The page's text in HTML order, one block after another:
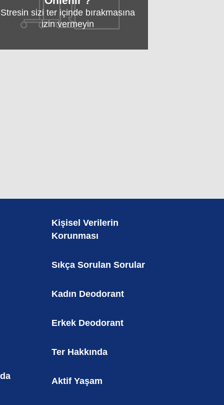
Stresin sizi ter içinde bırakmasına
izin vermeyin
Kişisel Verilerin
Korunması
Sıkça Sorulan Sorular
Kadın Deodorant
Erkek Deodorant
Ter Hakkında
Aktif Yaşam